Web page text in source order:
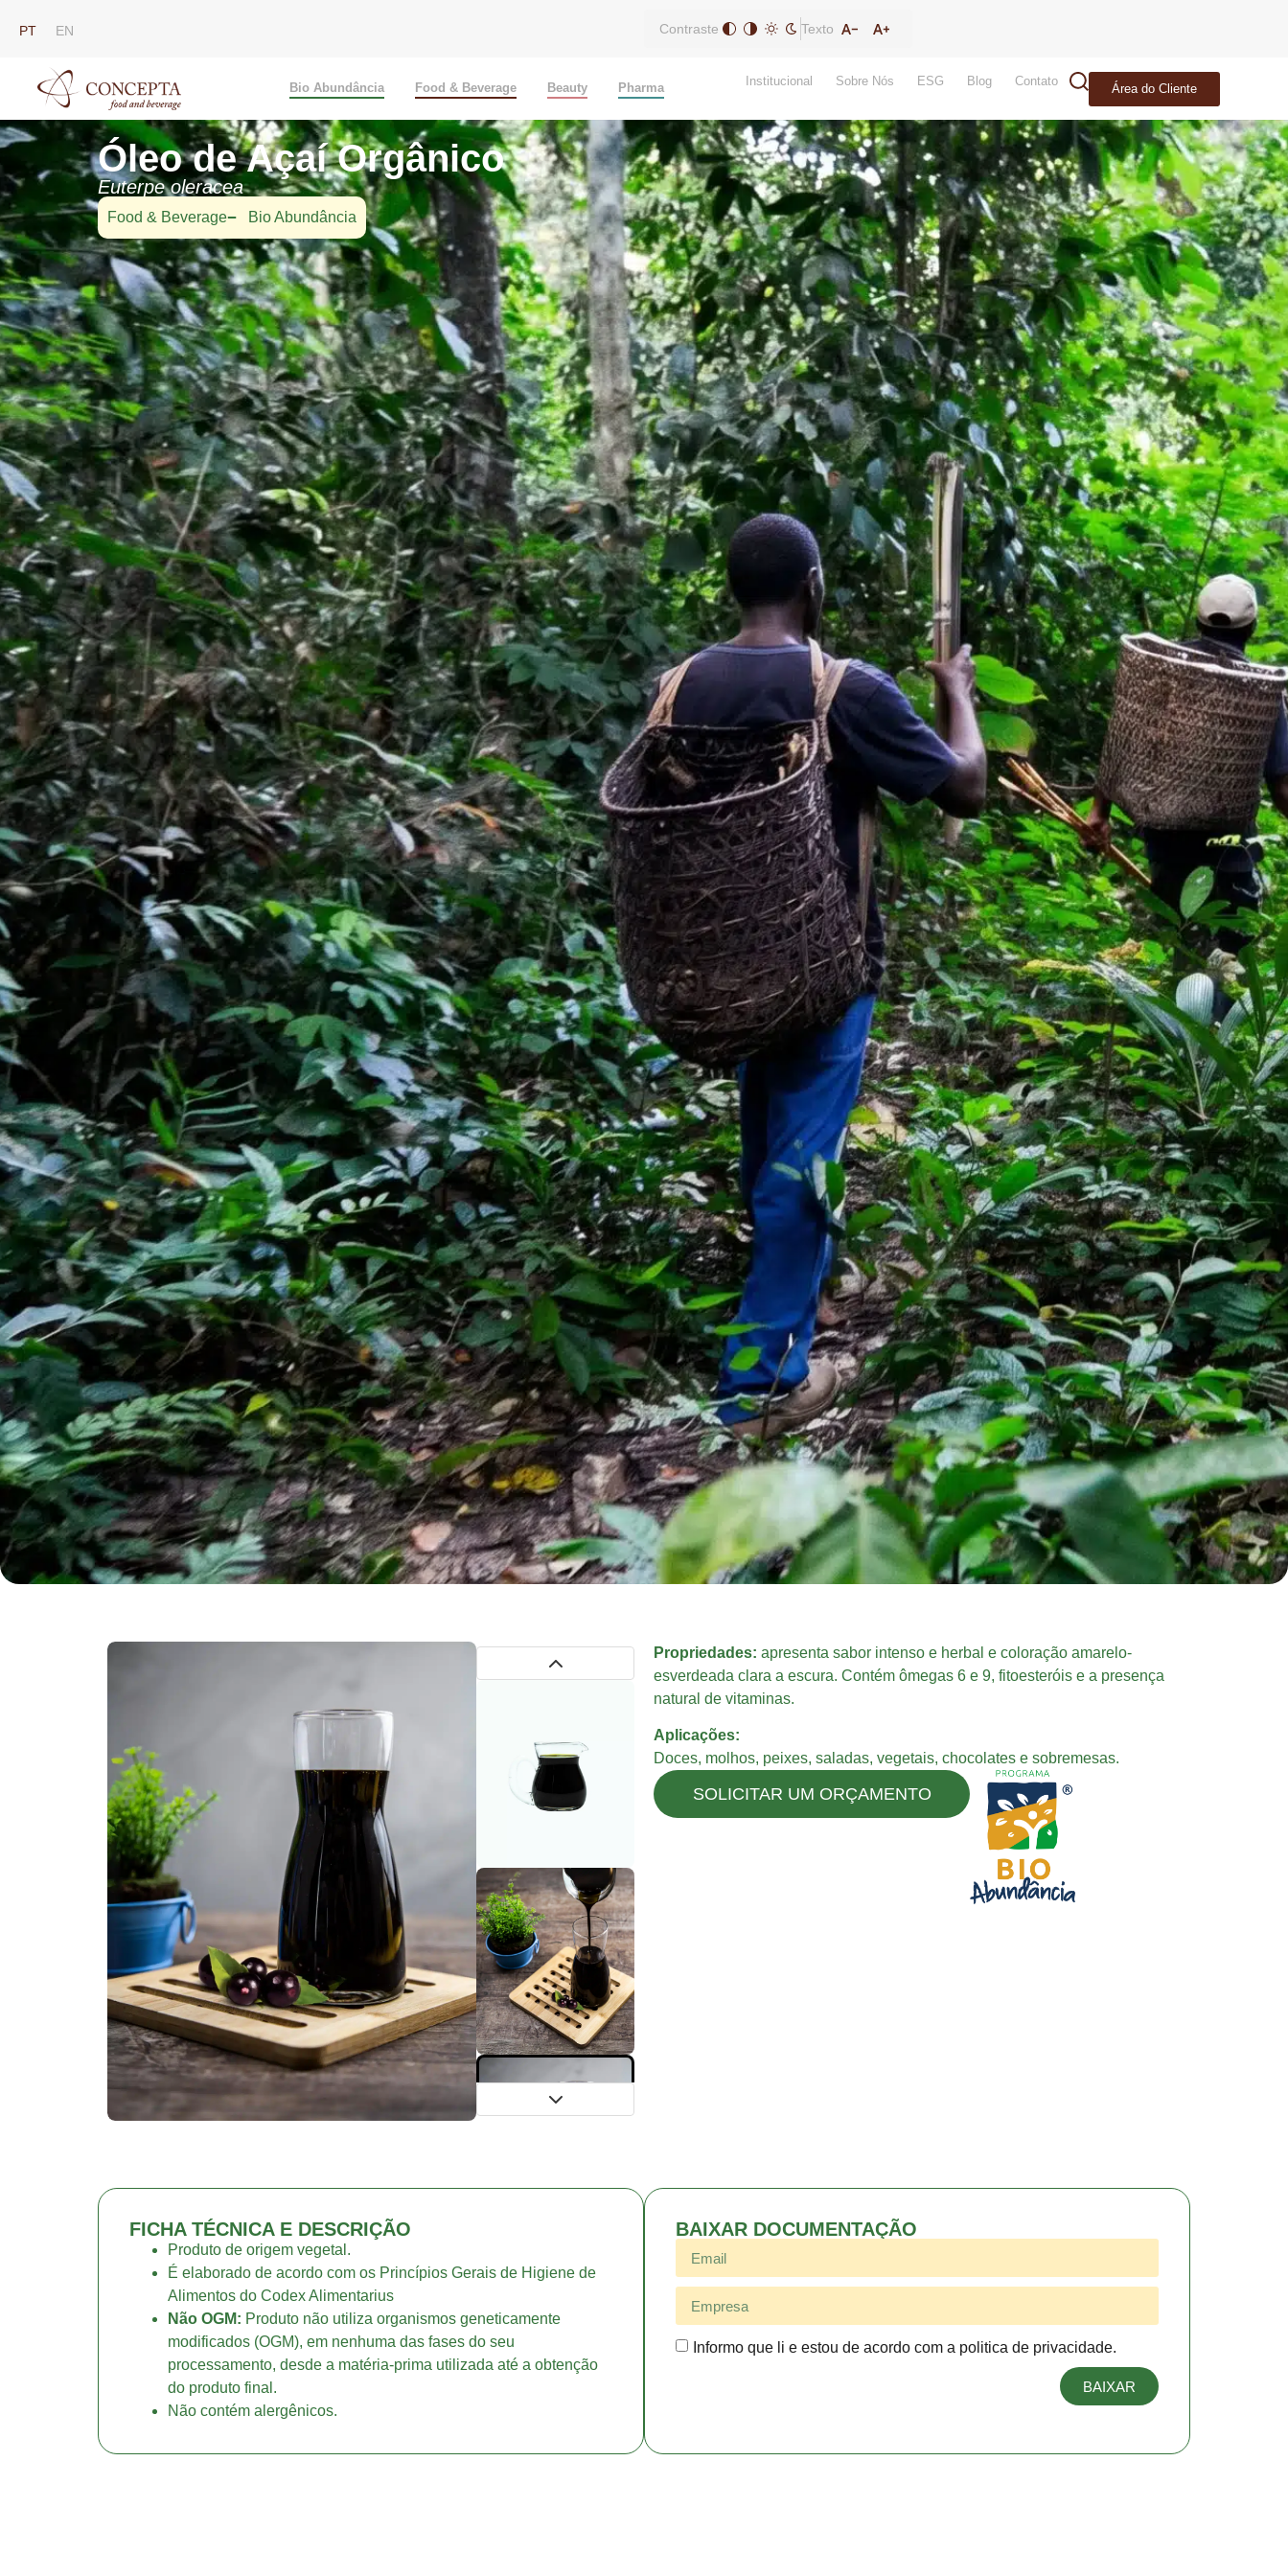
PT EN Contraste Texto
Bio Abundância Food & Beverage Beauty Pharma Institucional Sobre Nós ESG Blog Contato
Área do Cliente
Óleo de Açaí Orgânico
Euterpe oleracea
Food & Beverage Bio Abundância
Propriedades: apresenta sabor intenso e herbal e coloração amarelo-
esverdeada clara a escura. Contém ômegas 6 e 9, fitoesteróis e a presença
natural de vitaminas.
Aplicações:
Doces, molhos, peixes, saladas, vegetais, chocolates e sobremesas.
SOLICITAR UM ORÇAMENTO
FICHA TÉCNICA E DESCRIÇÃO
Produto de origem vegetal.
É elaborado de acordo com os Princípios Gerais de Higiene de
Alimentos do Codex Alimentarius
Não OGM: Produto não utiliza organismos geneticamente
modificados (OGM), em nenhuma das fases do seu
processamento, desde a matéria-prima utilizada até a obtenção
do produto final.
Não contém alergênicos.
BAIXAR DOCUMENTAÇÃO
Informo que li e estou de acordo com a politica de privacidade.
BAIXAR